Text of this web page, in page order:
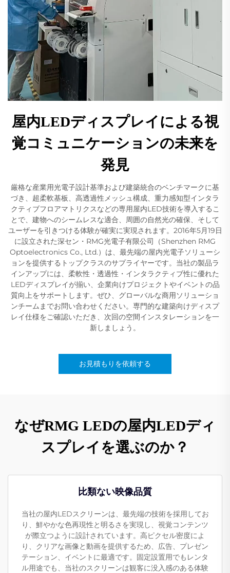
屋内LEDディスプレイによる視
覚コミュニケーションの未来を
発見
厳格な産業用光電子設計基準および建築統合のベンチマークに基
づき、超柔軟基板、高透過性メッシュ構成、重力感知型インタラ
クティブフロアマトリクスなどの専用屋内LED技術を導入するこ
とで、建物へのシームレスな適合、周囲の自然光の確保、そして
ユーザーを引きつける体験が確実に実現されます。2016年5月19日
に設立された深セン・RMG光電子有限公司（Shenzhen RMG
Optoelectronics Co., Ltd.）は、最先端の屋内光電子ソリューシ
ョンを提供するトップクラスのサプライヤーです。当社の製品ラ
インアップには、柔軟性・透過性・インタラクティブ性に優れた
LEDディスプレイが揃い、企業向けプロジェクトやイベントの品
質向上をサポートします。ぜひ、グローバルな商用ソリューショ
ンチームまでお問い合わせください。専門的な建築向けディスプ
レイ仕様をご確認いただき、次回の空間インスタレーションを一
新しましょう。
お見積もりを依頼する
なぜRMG LEDの屋内LEDディ
スプレイを選ぶのか？
比類ない映像品質
当社の屋内LEDスクリーンは、最先端の技術を採用してお
り、鮮やかな色再現性と明るさを実現し、視覚コンテンツ
が際立つように設計されています。高ピクセル密度によ
り、クリアな画像と動画を提供するため、広告、プレゼン
テーション、イベントに最適です。固定設置用でもレンタ
ル用途でも、当社のスクリーンは観客に没入感のある体験